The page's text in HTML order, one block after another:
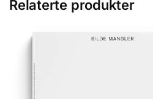
Relaterte produkter